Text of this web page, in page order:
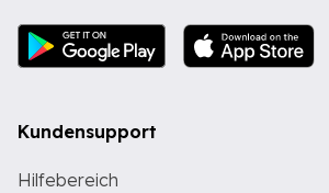
Kundensupport
Hilfebereich